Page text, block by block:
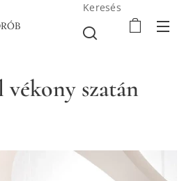
Keresés
szatán